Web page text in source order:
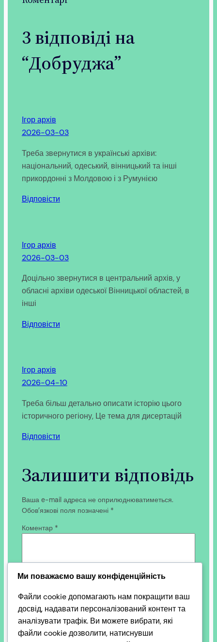
3 відповіді на
“Добруджа”
Ігор архів
2026-03-03
Треба звернутися в українські архіви:
національний, одеський, вінницький та інші
прикордонні з Молдовою і з Румунією
Відповісти
Ігор архів
2026-03-03
Доцільно звернутися в центральний архів, у
обласні архіви одеської Вінницької областей, в
інші
Відповісти
Ігор архів
2026-04-10
Треба більш детально описати історію цього
історичного регіону, Це тема для дисертацій
Відповісти
Залишити відповідь
Ваша e-mail адреса не оприлюднюватиметься.
Обов’язкові поля позначені *
Коментар *
Ім’я*
Email*
Ми поважаємо вашу конфіденційність
Файли cookie допомагають нам покращити ваш
досвід, надавати персоналізований контент та
аналізувати трафік. Ви можете вибрати, які
файли cookie дозволити, натиснувши